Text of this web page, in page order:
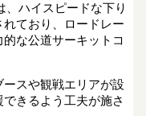
、ハイスピードな下り
ており、ロードレー
な公道サーキットコ
スや観戦エリアが設
きるよう工夫が施さ